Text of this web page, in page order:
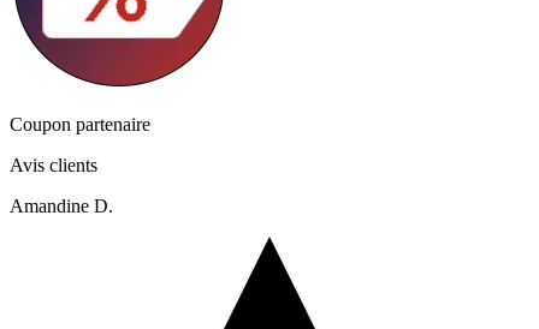
Coupon partenaire
Avis clients
Amandine D.